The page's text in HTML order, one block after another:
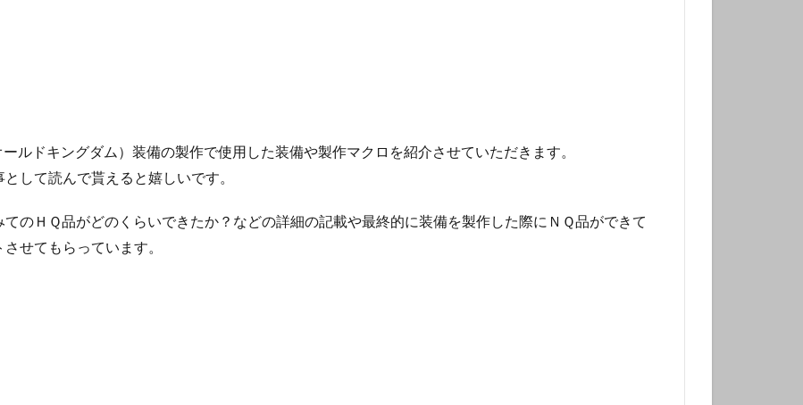
ルドキングダム）装備の製作で使用した装備や製作マクロを紹介させていただきます。
して読んで貰えると嬉しいです。
のＨＱ品がどのくらいできたか？などの詳細の記載や最終的に装備を製作した際にＮＱ品ができて
せてもらっています。